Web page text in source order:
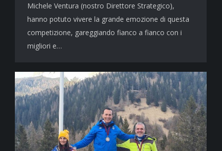
Michele Ventura (nostro Direttore Strategico),
hanno potuto vivere la grande emozione di questa
competizione, gareggiando fianco a fianco con i
migliori e…